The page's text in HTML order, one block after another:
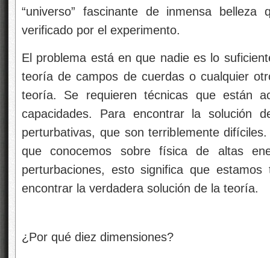
“universo” fascinante de inmensa
verificado por el experimento.
El problema está en que nadie es lo
teoría de campos de cuerdas o cualquier
teoría. Se requieren técnicas que están
capacidades. Para encontrar la solución
perturbativas, que son terriblemente
que conocemos sobre física de altas
perturbaciones, esto significa que
encontrar la verdadera solución de la teoría.
¿Por qué diez dimensiones?